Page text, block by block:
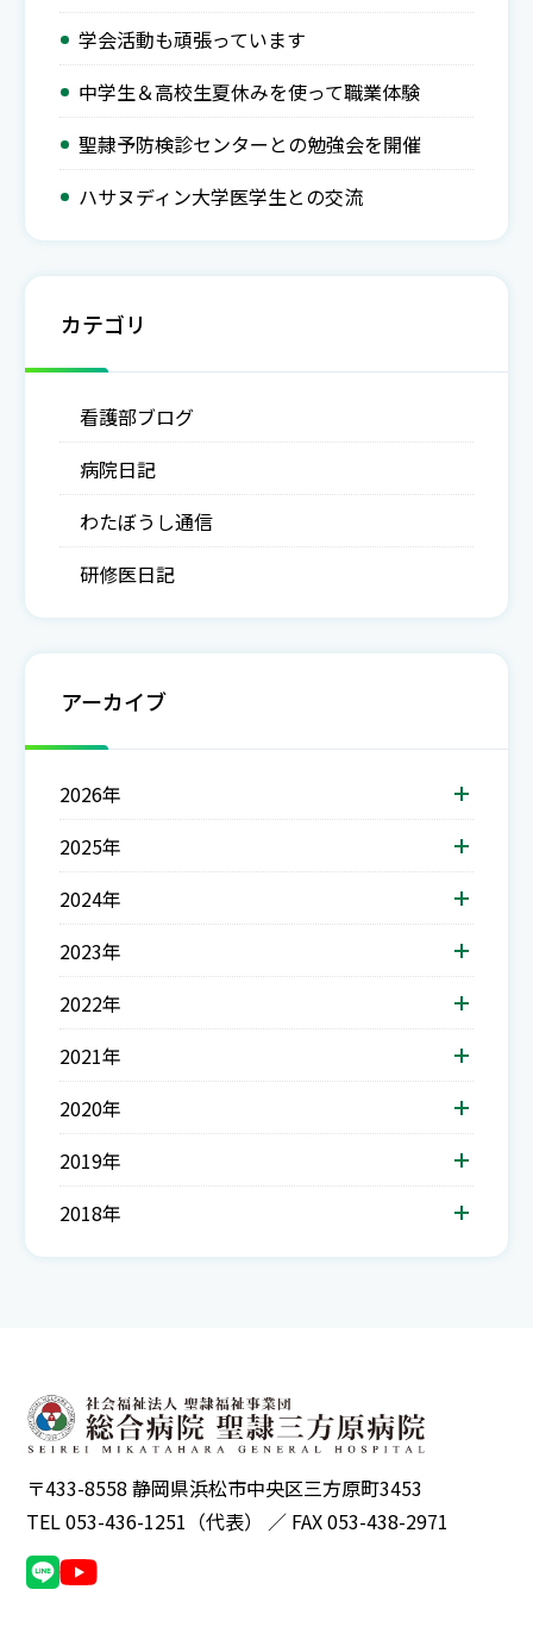
学会活動も頑張っています
中学生＆高校生夏休みを使って職業体験
聖隷予防検診センターとの勉強会を開催
ハサヌディン大学医学生との交流
カテゴリ
看護部ブログ
病院日記
わたぼうし通信
研修医日記
アーカイブ
2026年
2025年
2024年
2023年
2022年
2021年
2020年
2019年
2018年
〒433-8558 静岡県浜松市中央区三方原町3453
TEL 053-436-1251（代表） ／ FAX 053-438-2971